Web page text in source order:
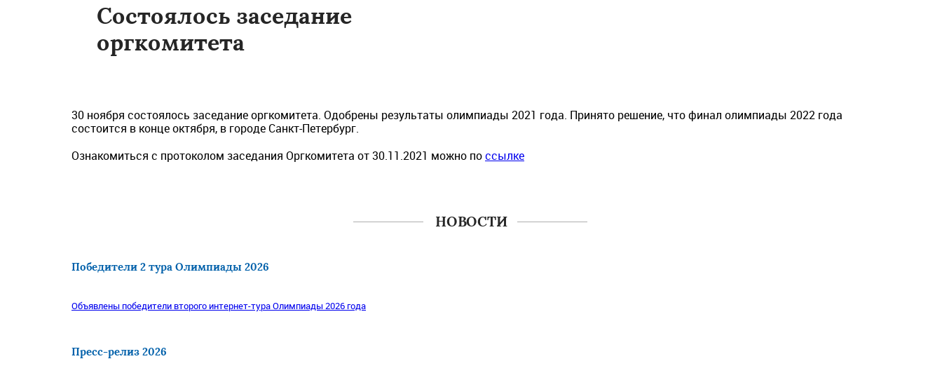
Состоялось заседание
оргкомитета
30 ноября состоялось заседание оргкомитета. Одобрены результаты олимпиады 2021 года. Принято решение, что финал олимпиады 2022 года
состоится в конце октября, в городе Санкт-Петербург.
Ознакомиться с протоколом заседания Оргкомитета от 30.11.2021 можно поссылке
НОВОСТИ
Победители 2 тура Олимпиады 2026
Объявлены победители второго интернет-тура Олимпиады 2026 года
Пресс-релиз 2026